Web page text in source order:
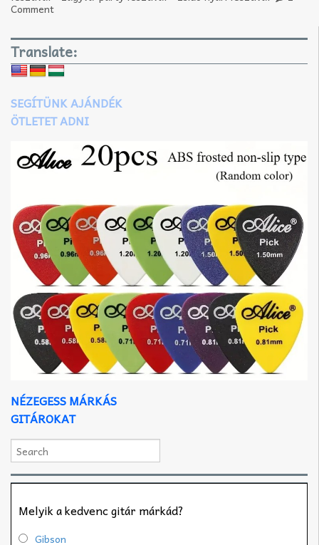
Comment
Translate:
SEGÍTÜNK AJÁNDÉK
ÖTLETET ADNI
NÉZEGESS MÁRKÁS
GITÁROKAT
Melyik a kedvenc gitár márkád?
Gibson